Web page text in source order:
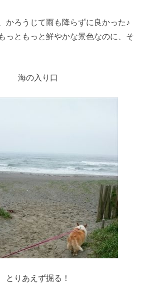
かろうじて雨も降らずに良かった♪
っともっと鮮やかな景色なのに、そ
海の入り口
とりあえず掘る！